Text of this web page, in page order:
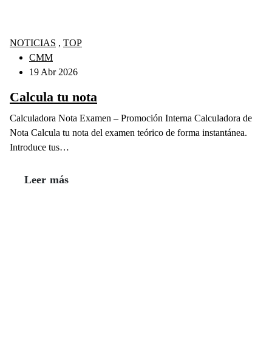
NOTICIAS , TOP
CMM
19 Abr 2026
Calcula tu nota
Calculadora Nota Examen – Promoción Interna Calculadora de
Nota Calcula tu nota del examen teórico de forma instantánea.
Introduce tus…
Leer más